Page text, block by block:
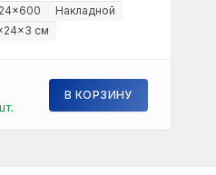
Накладной
см
В КОРЗИНУ